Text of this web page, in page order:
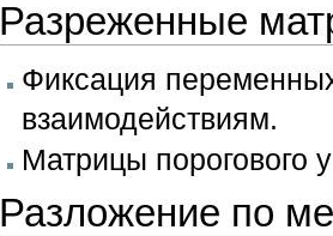
Разреженные
Фиксация
взаимодействиям.
Матрицы порогового
Разложение по